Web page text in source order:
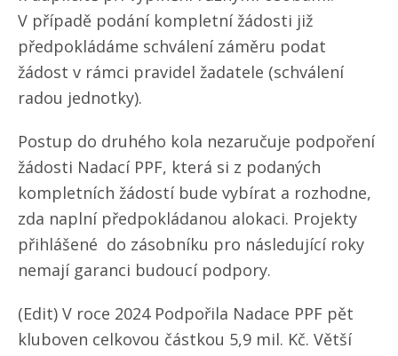
V případě podání kompletní žádosti již
předpokládáme schválení záměru podat
žádost v rámci pravidel žadatele (schválení
radou jednotky).
Postup do druhého kola nezaručuje podpoření
žádosti Nadací PPF, která si z podaných
kompletních žádostí bude vybírat a rozhodne,
zda naplní předpokládanou alokaci. Projekty
přihlášené do zásobníku pro následující roky
nemají garanci budoucí podpory.
(Edit) V roce 2024 Podpořila Nadace PPF pět
kluboven celkovou částkou 5,9 mil. Kč. Větší